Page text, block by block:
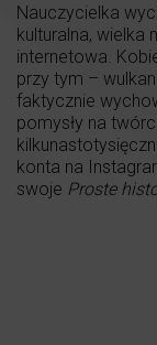
Nauczycielka
kulturalna, wielka
internetowa.
przy tym –
faktycznie
pomysły na
konta na
swoje Proste